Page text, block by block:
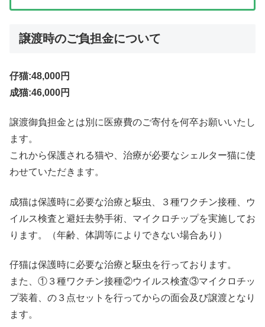
譲渡時のご負担金について
仔猫:48,000円
成猫:46,000円
譲渡御負担金とは別に医療費のご寄付を何卒お願いいたし
ます。
これから保護される猫や、治療が必要なシェルター猫に使
わせていただきます。
成猫は​保護時に必要な治療と駆虫、３種ワクチン接種、ウ
イルス検査と避妊去勢手術、マイクロチップを実施してお
ります。（年齢、体調等によりできない場合あり）
仔猫は保護時に必要な治療と駆虫を行っております。
また、①３種ワクチン接種②ウイルス検査③マイクロチッ
プ装着、の３点セットを行ってからの面会及び譲渡となり
ます。